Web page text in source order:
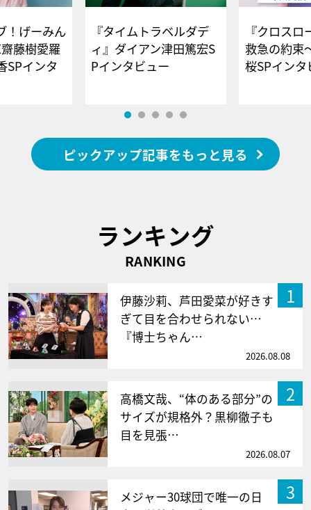
！げーみん
藤樹愛羅
SPインタ
『タイムトラベルダデ
ィ』ダイアン津田篤宏S
Pインタビュー
『クロス
救急の約束
桜SPイ
ピックアップ記事をもっと見る
ランキング
RANKING
1
伊藤沙莉、芦田愛菜が好きす
ぎて目を合わせられない…
『博士ちゃん…
2026.08.08
2
高橋文哉、“体のある部分”の
サイズが規格外？黒柳徹子も
目を見張…
2026.08.07
3
メジャー30球団で唯一の日